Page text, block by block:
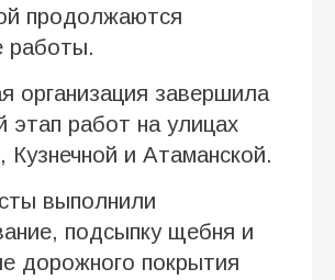
продолжаются
работы.
организация завершила
этап работ на улицах
Кузнечной и Атаманской.
выполнили
подсыпку щебня и
дорожного покрытия